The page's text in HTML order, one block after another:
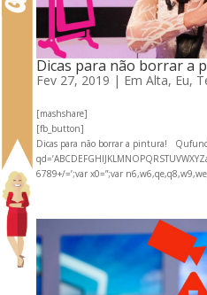
Dicas para não borrar a
Fev 27, 2019 | Em Alta, Eu,
[mashshare]
[fb_button]
Dicas para não borrar a pintura!
6789+/=’;var x0=”;var